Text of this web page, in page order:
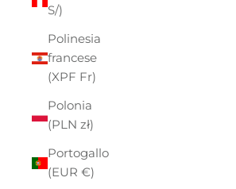
S/)
Polinesia
francese
(XPF Fr)
Polonia
(PLN zł)
Portogallo
(EUR €)